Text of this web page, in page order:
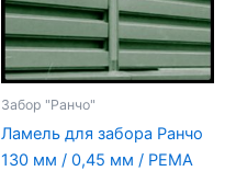
Забор "Ранчо"
Ламель для забора Ранчо
130 мм / 0,45 мм / РЕМА